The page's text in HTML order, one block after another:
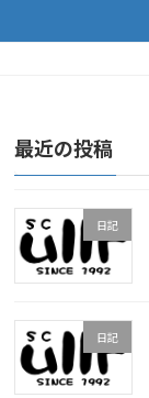
最近の投稿
日記
日記